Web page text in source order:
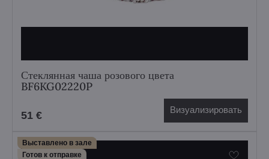
Стеклянная чаша розового цвета
BF6KG02220P
51 € Визуализировать
Выставлено в зале
Готов к отправке